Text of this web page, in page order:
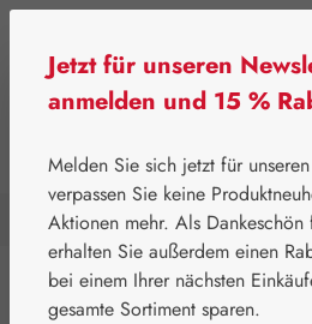
⌂ Leitner Lifecare
Eigenprodukte
Jetzt für unseren
anmelden und 15 %
Melden Sie sich jetzt für
verpassen Sie keine
Aktionen mehr. Als
erhalten Sie außerdem einen
bei einem Ihrer nächsten
gesamte Sortiment sparen.